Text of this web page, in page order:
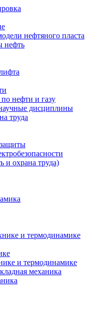
нефтяного пласта
нефть
нефти и газу
дисциплины
труда
и охрана труда)
и термодинамике
и термодинамике
механика